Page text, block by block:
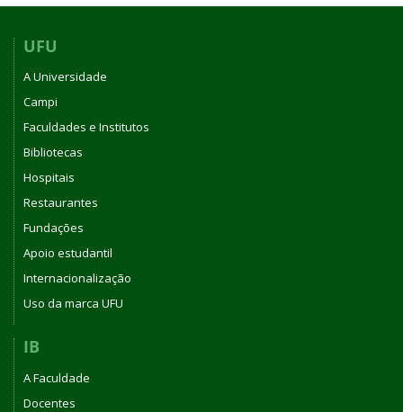
UFU
A Universidade
Campi
Faculdades e Institutos
Bibliotecas
Hospitais
Restaurantes
Fundações
Apoio estudantil
Internacionalização
Uso da marca UFU
IB
A Faculdade
Docentes